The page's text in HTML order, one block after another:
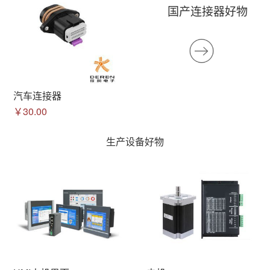
汽车连接器
￥30.00
国产连接器好物
生产设备好物